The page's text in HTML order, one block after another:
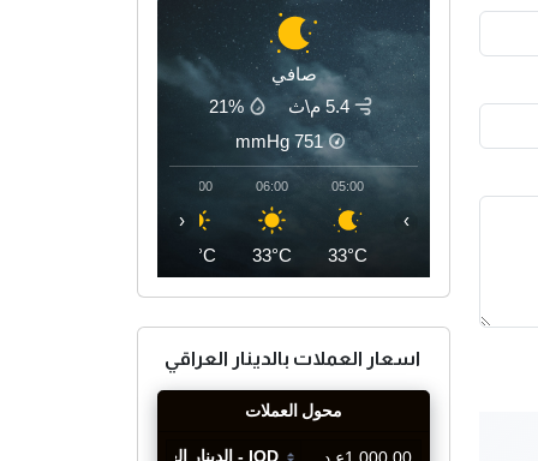
صافي
5.4 م\ث
21%
751
mmHg
05:00
33°C
06:00
33°C
07:00
34°C
‹ ›
اسعار العملات بالدينار العراقي